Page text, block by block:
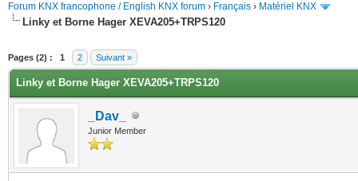
Forum KNX francophone / English KNX forum › Français › Matériel KNX
Linky et Borne Hager XEVA205+TRPS120
Pages (2) : 1 2 Suivant »
Linky et Borne Hager XEVA205+TRPS120
_Dav_
Junior Member